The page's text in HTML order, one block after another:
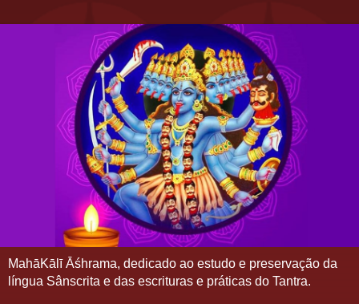
MahāKālī Āśhrama, dedicado ao estudo e preservação da
língua Sânscrita e das escrituras e práticas do Tantra.